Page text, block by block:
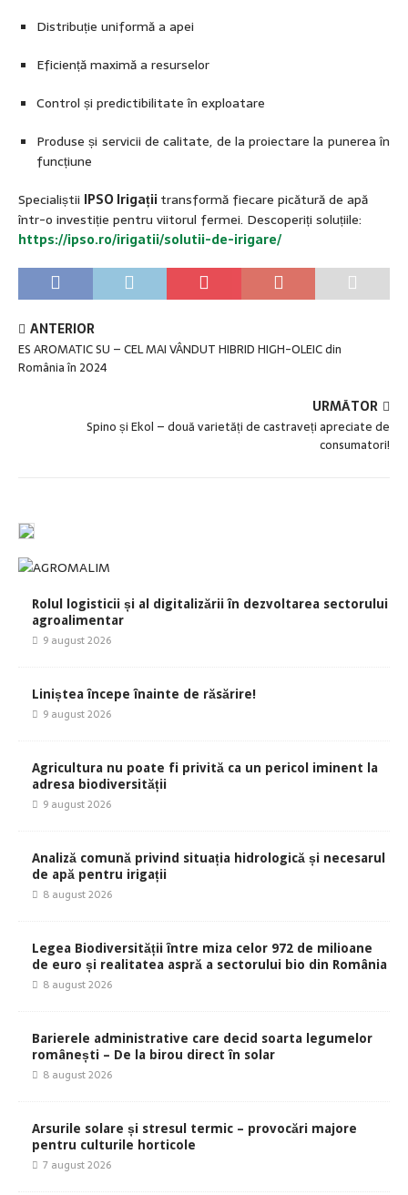
Distribuție uniformă a apei
Eficiență maximă a resurselor
Control și predictibilitate în exploatare
Produse și servicii de calitate, de la proiectare la punerea în
funcțiune
Specialiștii IPSO Irigațiitransformă fiecare picătură de apă
într-o investiție pentru viitorul fermei. Descoperiți soluțiile:
https://ipso.ro/irigatii/solutii-de-irigare/
ANTERIOR
ES AROMATIC SU – CEL MAI VÂNDUT HIBRID HIGH-OLEIC din
România în 2024
URMĂTOR
Spino și Ekol – două varietăți de castraveți apreciate de
consumatori!
Rolul logisticii și al digitalizării în dezvoltarea sectorului
agroalimentar
9 august 2026
Liniștea începe înainte de răsărire!
9 august 2026
Agricultura nu poate fi privită ca un pericol iminent la
adresa biodiversității
9 august 2026
Analiză comună privind situația hidrologică și necesarul
de apă pentru irigații
8 august 2026
Legea Biodiversității între miza celor 972 de milioane
de euro și realitatea aspră a sectorului bio din România
8 august 2026
Barierele administrative care decid soarta legumelor
românești – De la birou direct în solar
8 august 2026
Arsurile solare și stresul termic – provocări majore
pentru culturile horticole
7 august 2026